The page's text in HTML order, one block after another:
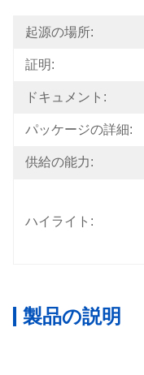
起源の場所:
証明:
ドキュメント:
パッケージの詳細:
供給の能力:
ハイライト:
製品の説明